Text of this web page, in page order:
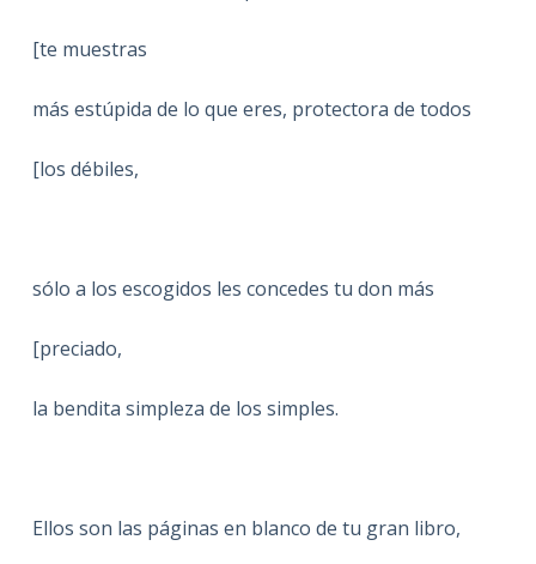
[te muestras
más estúpida de lo que eres, protectora de todos
[los débiles,
sólo a los escogidos les concedes tu don más
[preciado,
la bendita simpleza de los simples.
Ellos son las páginas en blanco de tu gran libro,